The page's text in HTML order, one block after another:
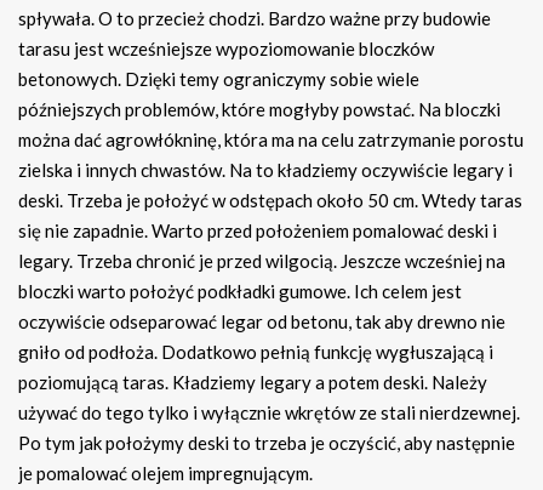
spływała. O to przecież chodzi. Bardzo ważne przy budowie
tarasu jest wcześniejsze wypoziomowanie bloczków
betonowych. Dzięki temy ograniczymy sobie wiele
późniejszych problemów, które mogłyby powstać. Na bloczki
można dać agrowłókninę, która ma na celu zatrzymanie porostu
zielska i innych chwastów. Na to kładziemy oczywiście legary i
deski. Trzeba je położyć w odstępach około 50 cm. Wtedy taras
się nie zapadnie. Warto przed położeniem pomalować deski i
legary. Trzeba chronić je przed wilgocią. Jeszcze wcześniej na
bloczki warto położyć podkładki gumowe. Ich celem jest
oczywiście odseparować legar od betonu, tak aby drewno nie
gniło od podłoża. Dodatkowo pełnią funkcję wygłuszającą i
poziomującą taras. Kładziemy legary a potem deski. Należy
używać do tego tylko i wyłącznie wkrętów ze stali nierdzewnej.
Po tym jak położymy deski to trzeba je oczyścić, aby następnie
je pomalować olejem impregnującym.